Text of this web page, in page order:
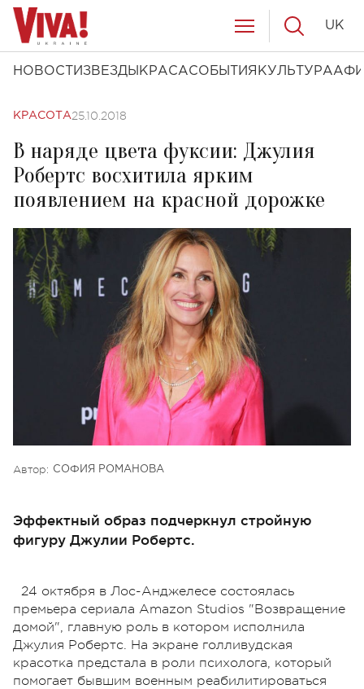
НОВОСТИ ЗВЕЗДЫ КРАСАСОБЫТИЯ КУЛЬТУРА
UK
КРАСОТА25.10.2018
В наряде цвета фуксии: Джулия
Робертс восхитила ярким
появлением на красной дорожке
Автор: СОФИЯ РОМАНОВА
Эффектный образ подчеркнул стройную
фигуру Джулии Робертс.
24 октября в Лос-Анджелесе состоялась
премьера сериала Amazon Studios "Возвращение
домой", главную роль в котором исполнила
Джулия Робертс. На экране голливудская
красотка предстала в роли психолога, который
помогает бывшим военным реабилитироваться